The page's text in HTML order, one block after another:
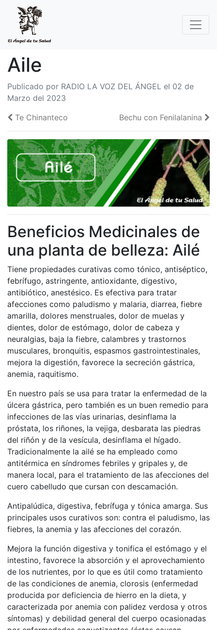
Aile
Publicado por RADIO LA VOZ DEL ÁNGEL el 02 de
Marzo del 2023
Te Chinanteco
Bechu con Fenilalanina
Beneficios Medicinales de
una planta de belleza: Ailé
Tiene propiedades curativas como tónico, antiséptico,
febrífugo, astringente, antioxidante, digestivo,
antibiótico, anestésico. Es efectiva para tratar
afecciones como paludismo y malaria, diarrea, fiebre
amarilla, dolores menstruales, dolor de muelas y
dientes, dolor de estómago, dolor de cabeza y
neuralgias, baja la fiebre, calambres y trastornos
musculares, bronquitis, espasmos gastrointestinales,
mejora la digestión, favorece la secreción gástrica,
anemia, raquitismo.
En nuestro país se usa para tratar la enfermedad de la
úlcera gástrica, pero también es un buen remedio para
infecciones de las vías urinarias, desinflama la
próstata, los riñones, la vejiga, desbarata las piedras
del riñón y de la vesícula, desinflama el hígado.
Tradicionalmente la ailé se ha empleado como
antitérmica en síndromes febriles y gripales y, de
manera local, para el tratamiento de las afecciones del
cuero cabelludo que cursan con descamación.
Antipalúdica, digestiva, febrífuga y tónica amarga. Sus
principales usos curativos son: contra el paludismo, las
fiebres, la anemia y las afecciones del corazón.
Mejora la función digestiva y tonifica el estómago y el
intestino, favorece la absorción y el aprovechamiento
de los nutrientes, por lo que es útil como tratamiento
de las condiciones de anemia, clorosis (enfermedad
producida por deficiencia de hierro en la dieta, y
caracterizada por anemia con palidez verdosa y otros
síntomas) y debilidad general del cuerpo ocasionadas